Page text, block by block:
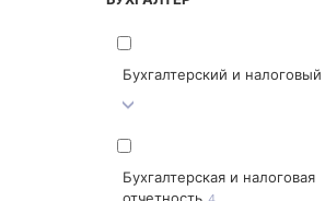
Бухгалтерский и налоговый
Бухгалтерская и налоговая